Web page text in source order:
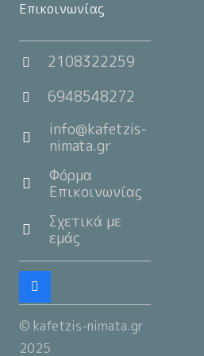
Επικοινωνίας
2108322259
6948548272
info@kafetzis-
nimata.gr
Φόρμα
Επικοινωνίας
Σχετικά με
εμάς
© kafetzis-nimata.gr
2025